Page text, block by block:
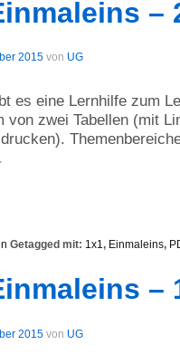
–
2015 von UG
es eine Lernhilfe zum
von zwei Tabellen (mit
Getagged mit: 1x1, Einmaleins,
–
2015 von UG